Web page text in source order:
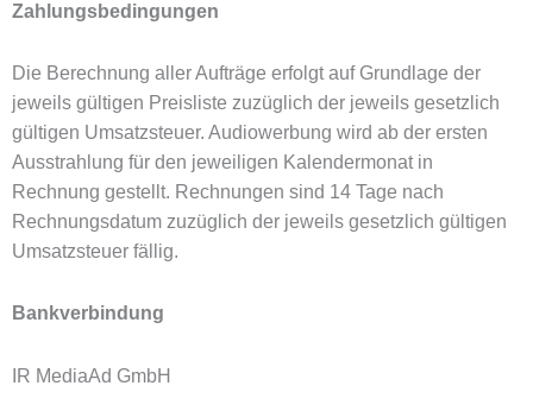
Zahlungsbedingungen
Die Berechnung aller Aufträge erfolgt auf Grundlage der
jeweils gültigen Preisliste zuzüglich der jeweils gesetzlich
gültigen Umsatzsteuer. Audiowerbung wird ab der ersten
Ausstrahlung für den jeweiligen Kalendermonat in
Rechnung gestellt. Rechnungen sind 14 Tage nach
Rechnungsdatum zuzüglich der jeweils gesetzlich gültigen
Umsatzsteuer fällig.
Bankverbindung
IR MediaAd GmbH